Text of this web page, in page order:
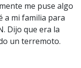
me puse algo
a mi familia para
Dijo que era la
un terremoto.